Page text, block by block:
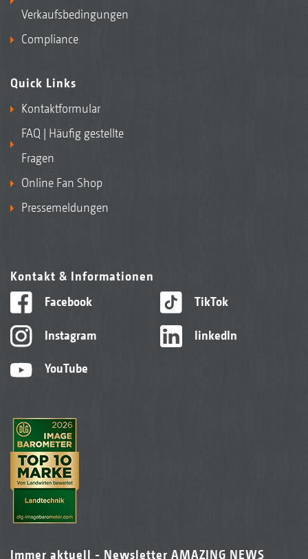
Verkaufsbedingungen
Compliance
Quick Links
Kontaktformular
FAQ | Häufig gestellte
Fragen
Online Fan Shop
Pressemeldungen
Kontakt & Informationen
Facebook
Instagram
YouTube
TikTok
linkedIn
Immer aktuell - Newsletter AMAZING NEWS